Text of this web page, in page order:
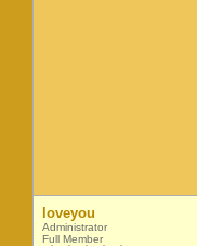
loveyou
Administrator
Full Member